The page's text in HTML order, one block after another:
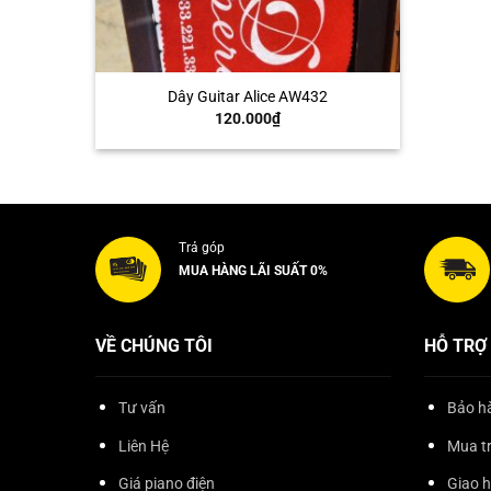
Dây Guitar Alice AW432
120.000₫
Trả góp
MUA HÀNG LÃI SUẤT 0%
VỀ CHÚNG TÔI
Tư vấn
Liên Hệ
Giá piano điện
HỖ
Bảo
Mua
Giao